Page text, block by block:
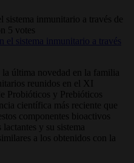
sistema inmunitario a través de
5 votes
la última novedad en la familia
reunidos en el XI
Probióticos y Prebióticos
científica más reciente que
componentes bioactivos
y su sistema
a los obtenidos con la